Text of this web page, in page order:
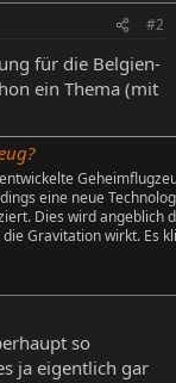
#2
für die Belgien-
ein Thema (mit
eine neue
Dies wird angeblich
Gravitation wirkt. Es
so
ja eigentlich gar